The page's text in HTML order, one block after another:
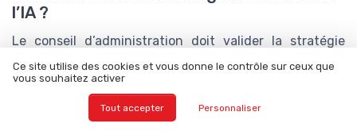
l’IA ?
Le conseil d’administration doit valider la stratégie
globale d’IA, s’assurer que les risques sont
correctement identifiés et gérés, et suivre
régulièrement les indicateurs clés liés aux agents, aux
incidents et aux investissements. Il revient aussi au
Ce site utilise des cookies et vous donne le contrôle sur ceux que
vous souhaitez activer
Tout accepter Personnaliser